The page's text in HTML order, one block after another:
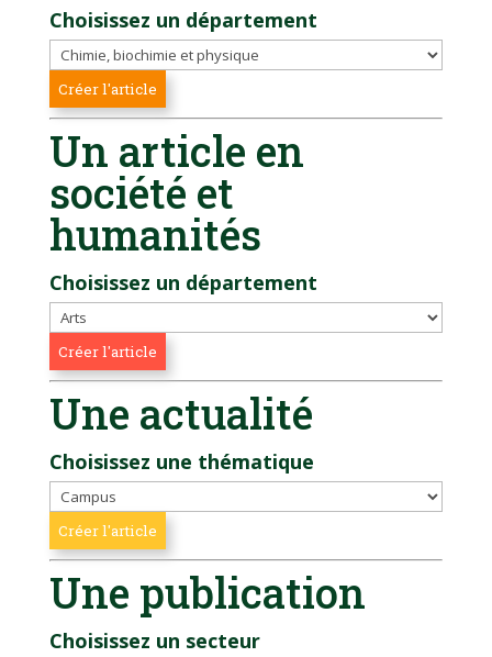
Choisissez un département
Un article en
société et
humanités
Choisissez un département
Une actualité
Choisissez une thématique
Une publication
Choisissez un secteur